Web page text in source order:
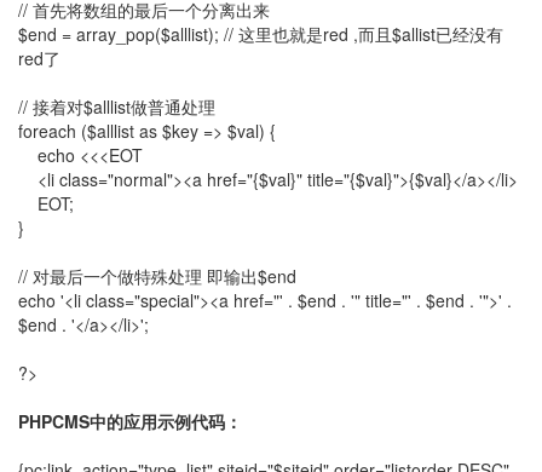
// 首先将数组的最后一个分离出来
$end = array_pop($alllist); // 这里也就是red ,而且$allist已经没有
red了
// 接着对$alllist做普通处理
foreach ($alllist as $key => $val) {
echo <<<EOT
<li class="normal"><a href="{$val}" title="{$val}">{$val}</a></li>
EOT;
}
// 对最后一个做特殊处理 即输出$end
echo '<li class="special"><a href="' . $end . '" title="' . $end . '">' .
$end . '</a></li>';
?>
PHPCMS中的应用示例代码：